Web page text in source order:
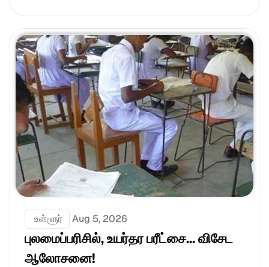
உள்ளூர் Aug 5, 2026
புலமைப்பரிசில், உயர்தர பரீட்சை... விசேட
ஆலோசனை!